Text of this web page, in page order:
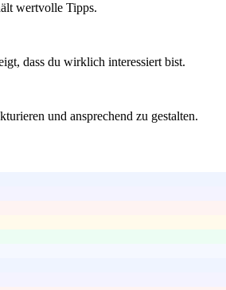
wertvolle Tipps.
dass du wirklich interessiert bist.
und ansprechend zu gestalten.